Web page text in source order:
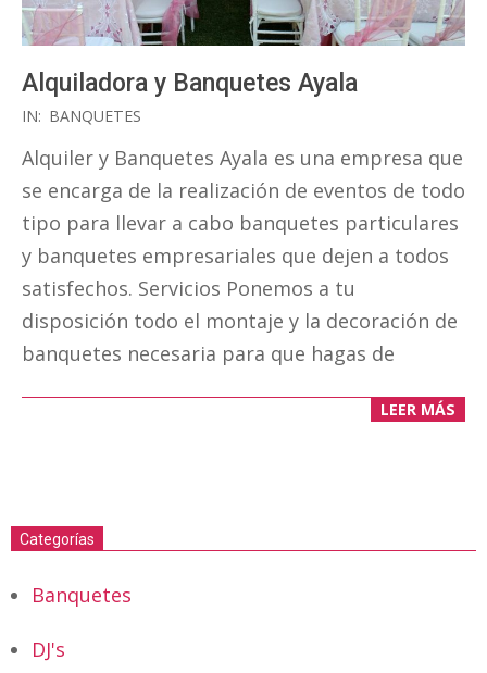
Alquiladora y Banquetes Ayala
2017-
05-
10
IN: BANQUETES
Alquiler y Banquetes Ayala es una empresa que
se encarga de la realización de eventos de todo
tipo para llevar a cabo banquetes particulares
y banquetes empresariales que dejen a todos
satisfechos. Servicios Ponemos a tu
disposición todo el montaje y la decoración de
banquetes necesaria para que hagas de
LEER MÁS
Categorías
Banquetes
DJ's